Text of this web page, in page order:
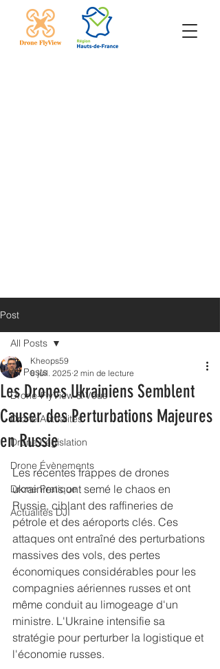
Post
All Posts
Drone-FlyView & Vous
Drone Actualités
Drone Législation
Drone Évènements
Drone Pratique
Actualités DJI
All Posts
Les Drones Ukrainiens Semblent
Causer des Perturbations Majeures
en Russie
Kheops59
8 juil. 2025 2 min de lecture
Les récentes frappes de drones
ukrainiens ont semé le chaos en
Russie, ciblant des raffineries de
pétrole et des aéroports clés. Ces
attaques ont entraîné des perturbations
massives des vols, des pertes
économiques considérables pour les
compagnies aériennes russes et ont
même conduit au limogeage d'un
ministre. L'Ukraine intensifie sa
stratégie pour perturber la logistique et
l'économie russes.